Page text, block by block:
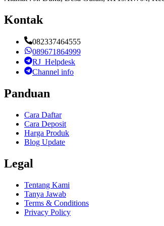
Kontak
082337464555
089671864999
RJ_Helpdesk
Channel info
Panduan
Cara Daftar
Cara Deposit
Harga Produk
Blog Update
Legal
Tentang Kami
Tanya Jawab
Terms & Conditions
Privacy Policy